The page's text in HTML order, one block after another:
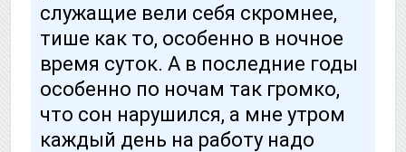
служащие вели себя скромнее,
тише как то, особенно в ночное
время суток. А в последние годы
особенно по ночам так громко,
что сон нарушился, а мне утром
каждый день на работу надо